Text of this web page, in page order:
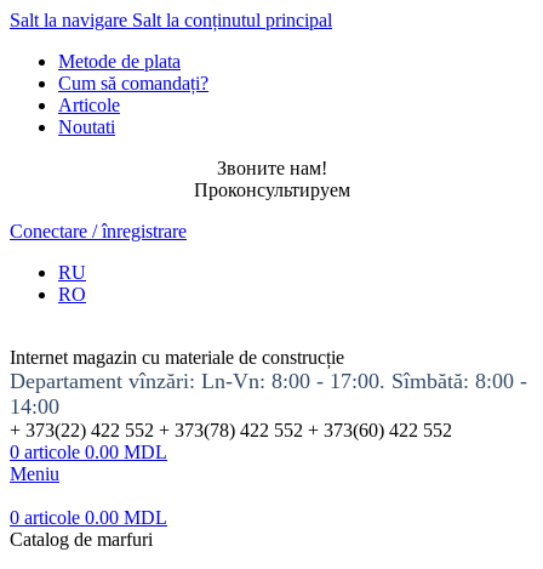
Salt la navigare Salt la conținutul principal
Metode de plata
Cum să comandați?
Articole
Noutati
Звоните нам!
Проконсультируем
Conectare / înregistrare
RU
RO
Internet magazin cu materiale de construcție
Departament vînzări: Ln-Vn: 8:00 - 17:00. Sîmbătă: 8:00 -
14:00
+ 373(22) 422 552 + 373(78) 422 552 + 373(60) 422 552
0 articole 0.00 MDL
Meniu
0 articole 0.00 MDL
Catalog de marfuri